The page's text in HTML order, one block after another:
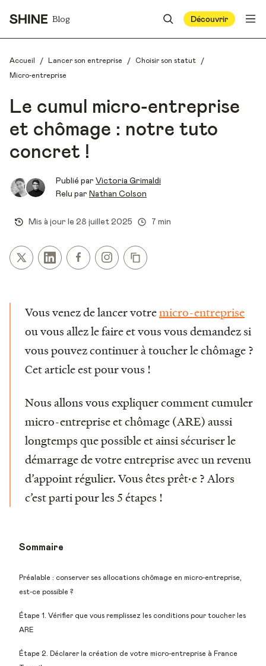
Blog Découvrir
Accueil / Lancer son entreprise / Choisir son statut /
Micro-entreprise
Le cumul micro-entreprise
et chômage : notre tuto
concret !
Publié par Victoria Grimaldi
Relu par Nathan Colson
Mis à jour le 28 juillet 2025 7 min
Vous venez de lancer votremicro-entreprise
ou vous allez le faire et vous vous demandez si
vous pouvez continuer à toucher le chômage ?
Cet article est pour vous !
Nous allons vous expliquer comment cumuler
micro-entreprise et chômage (ARE) aussi
longtemps que possible et ainsi sécuriser le
démarrage de votre entreprise avec un revenu
d’appoint régulier. Vous êtes prêt·e ? Alors
c’est parti pour les 5 étapes !
Sommaire
Préalable : conserver ses allocations chômage en micro-entreprise,
est-ce possible ?
Étape 1. Vérifier que vous remplissez les conditions pour toucher les
ARE
Étape 2. Déclarer la création de votre micro-entreprise à France